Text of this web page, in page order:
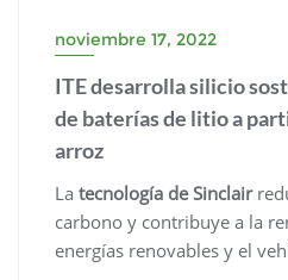
noviembre 17, 2022
ITE desarrolla silicio
de baterías de litio a
arroz
La tecnología de Sinclair
carbono y contribuye a la
energías renovables y el